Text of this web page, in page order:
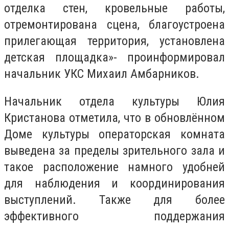
отделка стен, кровельные работы,
отремонтирована сцена, благоустроена
прилегающая территория, установлена
детская площадка»- проинформировал
начальник УКС Михаил Амбарников.
Начальник отдела культуры Юлия
Кристанова отметила, что в обновлённом
Доме культуры операторская комната
выведена за пределы зрительного зала и
такое расположение намного удобней
для наблюдения и координирования
выступлений. Также для более
эффективного поддержания